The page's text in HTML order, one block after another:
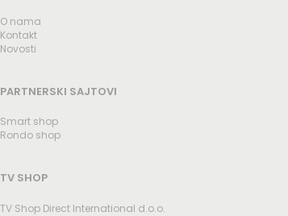
O nama
Kontakt
Novosti
PARTNERSKI SAJTOVI
Smart shop
Rondo shop
TV SHOP
TV Shop Direct International d.o.o.